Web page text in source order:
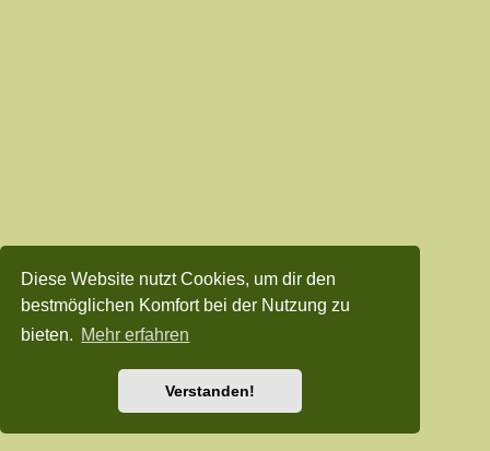
Diese Website nutzt Cookies, um dir den
bestmöglichen Komfort bei der Nutzung zu
bieten. Mehr erfahren
Verstanden!